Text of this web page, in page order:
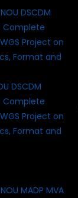
DSCDM
Complete
Project on
Format and